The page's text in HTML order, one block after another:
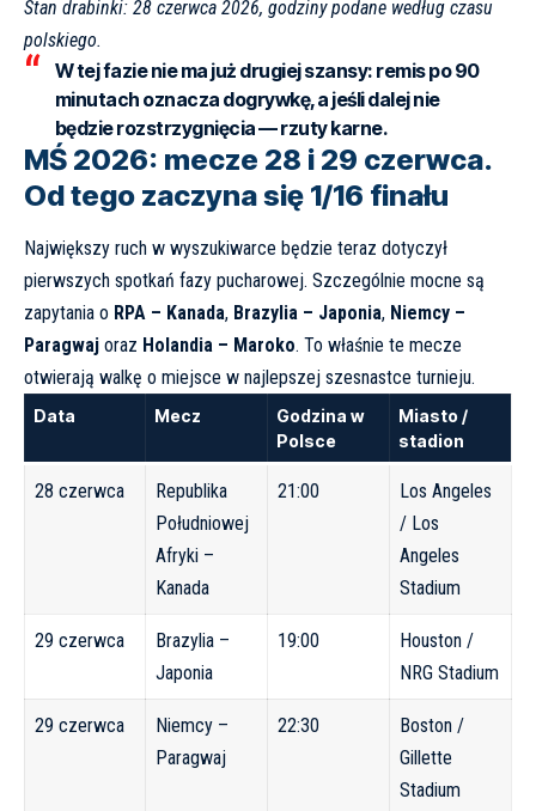
Stan drabinki: 28 czerwca 2026, godziny podane według czasu
polskiego.
W tej fazie nie ma już drugiej szansy: remis po 90
minutach oznacza dogrywkę, a jeśli dalej nie
będzie rozstrzygnięcia — rzuty karne.
MŚ 2026: mecze 28 i 29 czerwca.
Od tego zaczyna się 1/16 finału
Największy ruch w wyszukiwarce będzie teraz dotyczył
pierwszych spotkań fazy pucharowej. Szczególnie mocne są
zapytania o RPA – Kanada, Brazylia – Japonia, Niemcy –
Paragwaj oraz Holandia – Maroko. To właśnie te mecze
otwierają walkę o miejsce w najlepszej szesnastce turnieju.
Data Mecz
Godzina w
Polsce
Miasto /
stadion
28 czerwca
Republika
Południowej
Afryki –
Kanada
21:00
Los Angeles
/ Los
Angeles
Stadium
29 czerwca
Brazylia –
Japonia
19:00
Houston /
NRG Stadium
29 czerwca
Niemcy –
Paragwaj
22:30
Boston /
Gillette
Stadium